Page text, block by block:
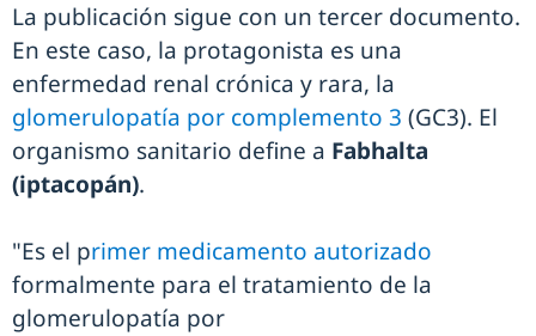
La publicación sigue con un tercer documento.
En este caso, la protagonista es una
enfermedad renal crónica y rara, la
glomerulopatía por complemento 3 (GC3). El
organismo sanitario define a Fabhalta
(iptacopán).
"Es el primer medicamento autorizado
formalmente para el tratamiento de la
glomerulopatía por